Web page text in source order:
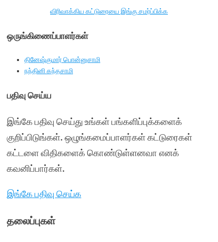
விரிவாக்கிய கட்டுரையை இங்கு சமர்ப்பிக்க
ஒருங்கிணைப்பாளர்கள்
தினேஷ்குமார் பொன்னுசாமி
நந்தினி கந்தசாமி
பதிவு செய்ய
இங்கே பதிவு செய்து உங்கள் பங்களிப்புக்களைக்
குறிப்பிடுங்கள். ஒழுங்கமைப்பாளர்கள் கட்டுரைகள்
கட்டளை விதிகளைக் கொண்டுள்ளனவா எனக்
கவனிப்பார்கள்.
இங்கே பதிவு செய்க
தலைப்புகள்